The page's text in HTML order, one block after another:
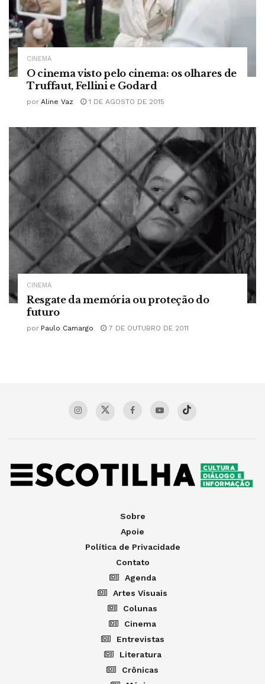
CINEMA
O cinema visto pelo cinema: os olhares de
Truffaut, Fellini e Godard
por Aline Vaz 1 DE AGOSTO DE 2015
CINEMA
Resgate da memória ou proteção do
futuro
por Paulo Camargo 7 DE OUTUBRO DE 2011
Sobre
Apoie
Política de Privacidade
Contato
Agenda
Artes Visuais
Colunas
Cinema
Entrevistas
Literatura
Crônicas